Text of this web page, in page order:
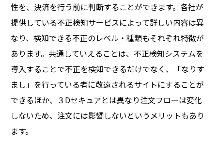
性を、決済を行う前に判断することができます。各社が
提供している不正検知サービスによって詳しい内容は異
なり、検知できる不正のレベル・種類もそれぞれ特徴が
あります。共通していえることは、不正検知システムを
導入することで不正を検知できるだけでなく、「なりす
まし」を行っている者に敬遠されるサイトにすることが
できるほか、３Dセキュアとは異なり注文フローは変化
しないため、注文には影響しないというメリットもあり
ます。